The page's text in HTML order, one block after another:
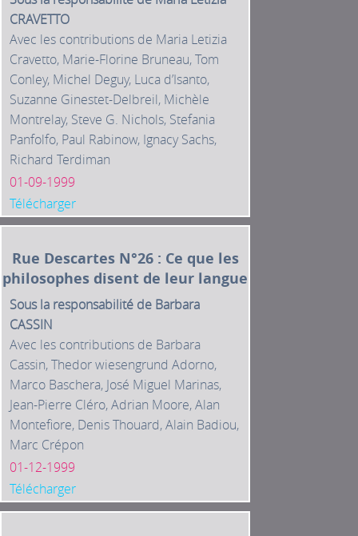
CRAVETTO
Avec les contributions de Maria Letizia
Cravetto, Marie-Florine Bruneau, Tom
Conley, Michel Deguy, Luca d’Isanto,
Suzanne Ginestet-Delbreil, Michèle
Montrelay, Steve G. Nichols, Stefania
Panfolfo, Paul Rabinow, Ignacy Sachs,
Richard Terdiman
01-09-1999
Télécharger
Rue Descartes N°26 : Ce que les
philosophes disent de leur langue
Sous la responsabilité de Barbara
CASSIN
Avec les contributions de Barbara
Cassin, Thedor wiesengrund Adorno,
Marco Baschera, José Miguel Marinas,
Jean-Pierre Cléro, Adrian Moore, Alan
Montefiore, Denis Thouard, Alain Badiou,
Marc Crépon
01-12-1999
Télécharger